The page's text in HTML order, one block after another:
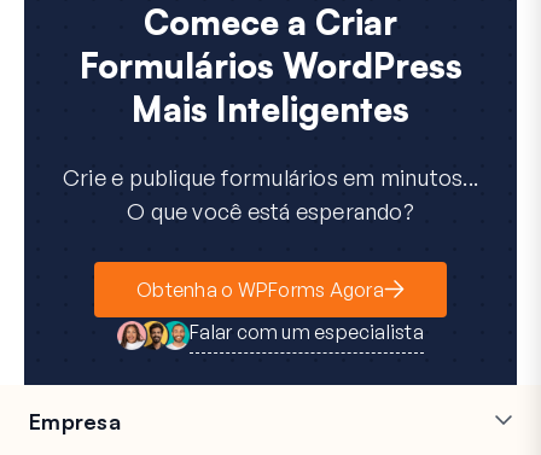
Comece a Criar
Formulários WordPress
Mais Inteligentes
Crie e publique formulários em minutos...
O que você está esperando?
Obtenha o WPForms Agora
Falar com um especialista
Empresa